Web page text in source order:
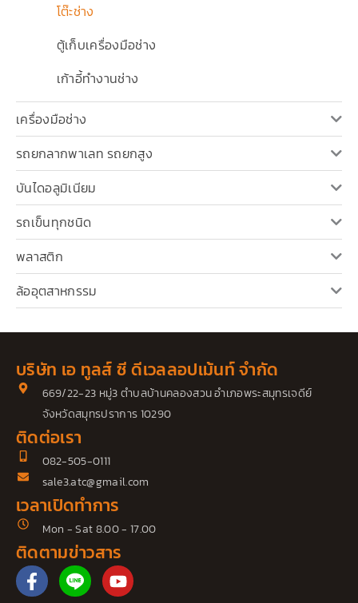
โต๊ะช่าง
ตู้เก็บเครื่องมือช่าง
เก้าอี้ทำงานช่าง
เครื่องมือช่าง
รถยกลากพาเลท รถยกสูง
บันไดอลูมิเนียม
รถเข็นทุกชนิด
พลาสติก
ล้ออุตสาหกรรม
บริษัท เอ ทูลส์ ซี ดีเวลลอปเม้นท์ จำกัด
669/22-23 หมู่3 ตำบลบ้านคลองสวน อำเภอพระสมุทรเจดีย์
จังหวัดสมุทรปราการ 10290
ติดต่อเรา
082-505-0111
sale3.atc@gmail.com
เวลาเปิดทำการ
Mon - Sat 8.00 - 17.00
ติดตามข่าวสาร
F
a
Y
o